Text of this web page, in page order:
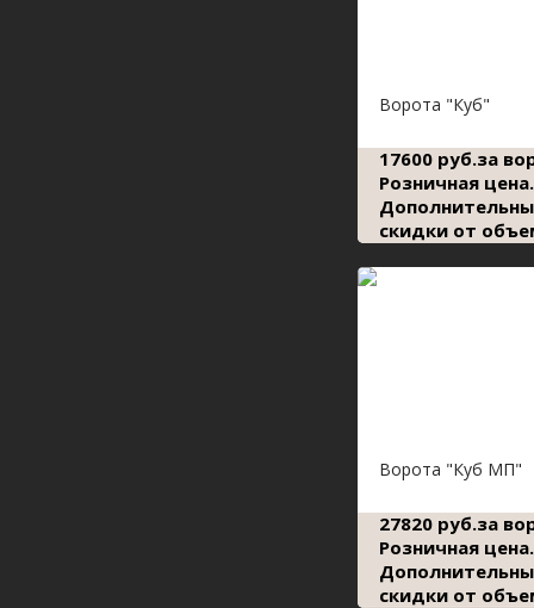
Ворота "Куб"
17600 руб.за
Розничная цена.
скидки от
Ворота "Куб МП"
27820 руб.за
Розничная цена.
скидки от